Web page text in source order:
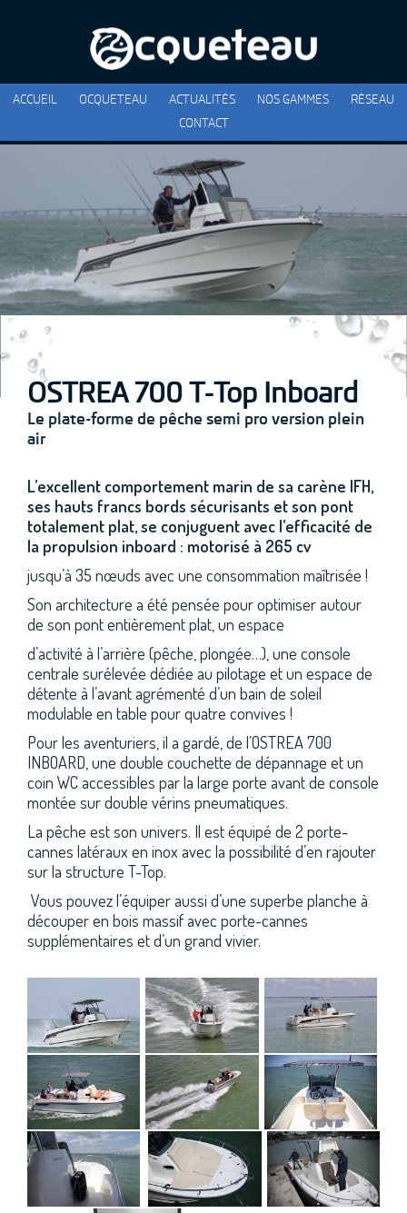
ACCUEIL OCQUETEAU ACTUALITÉS NOS GAMMES
RÉSEAU
CONTACT
OSTREA 700 T-Top Inboard
Le plate-forme de pêche semi pro version plein
air
L’excellent comportement marin de sa carène IFH,
ses hauts francs bords sécurisants et son pont
totalement plat, se conjuguent avec l’efficacité de
la propulsion inboard : motorisé à 265 cv
jusqu’à 35 nœuds avec une consommation maîtrisée !
Son architecture a été pensée pour optimiser autour
de son pont entièrement plat, un espace
d’activité à l’arrière (pêche, plongée…), une console
centrale surélevée dédiée au pilotage et un espace de
détente à l’avant agrémenté d’un bain de soleil
modulable en table pour quatre convives !
Pour les aventuriers, il a gardé, de l’OSTREA 700
INBOARD, une double couchette de dépannage et un
coin WC accessibles par la large porte avant de console
montée sur double vérins pneumatiques.
La pêche est son univers. Il est équipé de 2 porte-
cannes latéraux en inox avec la possibilité d’en rajouter
sur la structure T-Top.
Vous pouvez l’équiper aussi d’une superbe planche à
découper en bois massif avec porte-cannes
supplémentaires et d’un grand vivier.